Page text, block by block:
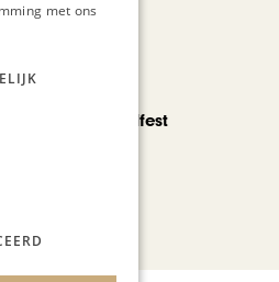
Noorbeek Foodfest
met ons